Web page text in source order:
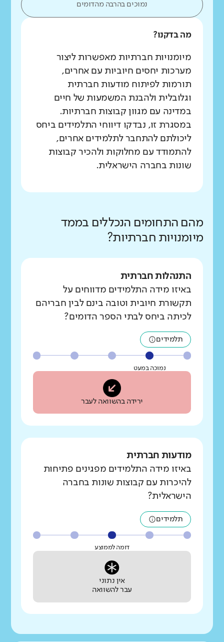
נמוכים בהרבה מהדומים
מה בדקנו?
מיומנויות חברתיות מאפשרות ליצור
מערכות יחסים חיוביות עם אחרים,
תורמות לפיתוח מודעות חברתית
וגלובלית ולהבנת המשמעות של חיים
במדינה עם מגוון קבוצות חברתיות.
במסגרת זו, נבדקו דיווחי התלמידים ביחס
ליכולתם להתחבר לתלמידים אחרים,
להתמודד עם מחלוקות ולהכיר קבוצות
שונות בחברה הישראלית.
מהם התחומים הנכללים בממד
מיומנויות חברתיות?
התנהלות חברתית
באיזו מידה התלמידים מדווחים על
תקשורת חיובית וטובה בינם לבין חבריהם
לכיתה ביחס לבתי הספר הדומים?
תלמידים
נמוכה במעט
ירידה בהשוואה לעבר
מודעות חברתית
באיזו מידה התלמידים מפגינים פתיחות
להיכרות עם קבוצות שונות בחברה
הישראלית?
תלמידים
דומה לממוצע
אין נתוני
עבר להשוואה